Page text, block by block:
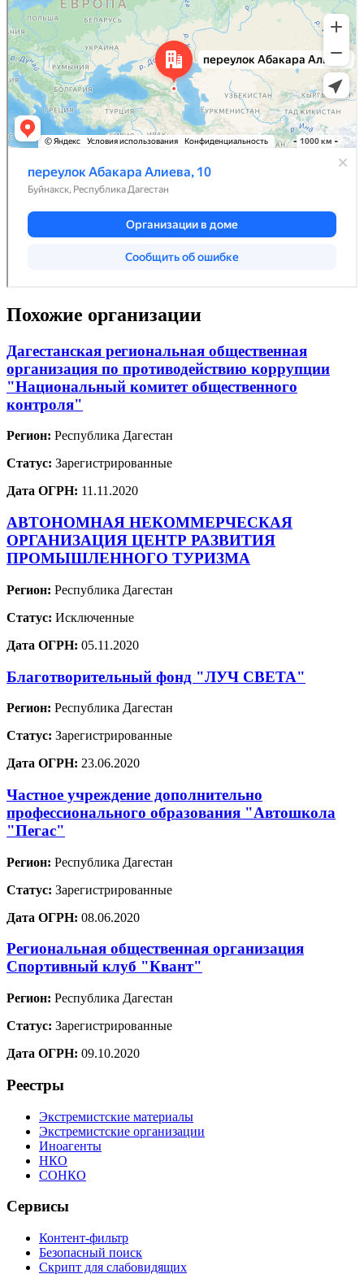
Похожие организации
Дагестанская региональная общественная
организация по противодействию коррупции
"Национальный комитет общественного
контроля"
Регион: Республика Дагестан
Статус: Зарегистрированные
Дата ОГРН: 11.11.2020
АВТОНОМНАЯ НЕКОММЕРЧЕСКАЯ
ОРГАНИЗАЦИЯ ЦЕНТР РАЗВИТИЯ
ПРОМЫШЛЕННОГО ТУРИЗМА
Регион: Республика Дагестан
Статус: Исключенные
Дата ОГРН: 05.11.2020
Благотворительный фонд "ЛУЧ СВЕТА"
Регион: Республика Дагестан
Статус: Зарегистрированные
Дата ОГРН: 23.06.2020
Частное учреждение дополнительно
профессионального образования "Автошкола
"Пегас"
Регион: Республика Дагестан
Статус: Зарегистрированные
Дата ОГРН: 08.06.2020
Региональная общественная организация
Спортивный клуб "Квант"
Регион: Республика Дагестан
Статус: Зарегистрированные
Дата ОГРН: 09.10.2020
Реестры
Экстремистские материалы
Экстремистские организации
Иноагенты
НКО
СОНКО
Сервисы
Контент-фильтр
Безопасный поиск
Скрипт для слабовидящих